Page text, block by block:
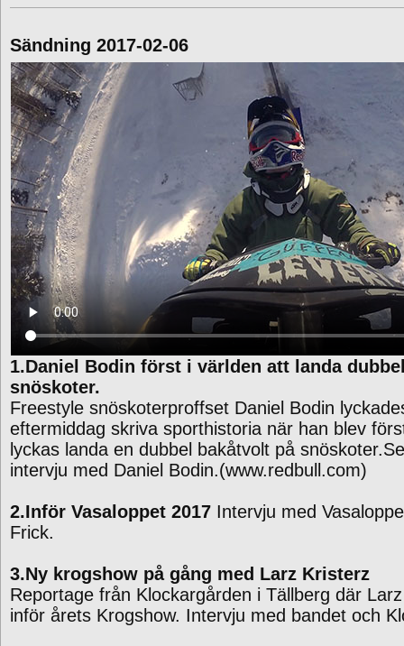
Sändning 2017-02-06
1.Daniel Bodin först i världen att landa
snöskoter.
Freestyle snöskoterproffset Daniel Bodin
eftermiddag skriva sporthistoria när han blev
lyckas landa en dubbel bakåtvolt på
intervju med Daniel Bodin.(www.redbull.com)
2.Inför Vasaloppet 2017 Intervju med
Frick.
3.Ny krogshow på gång med Larz Kristerz
Reportage från Klockargården i Tällberg där
inför årets Krogshow. Intervju med bandet och